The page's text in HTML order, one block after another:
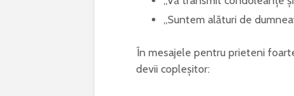
„Suntem alături de
În mesajele pentru prieteni
devii copleșitor: